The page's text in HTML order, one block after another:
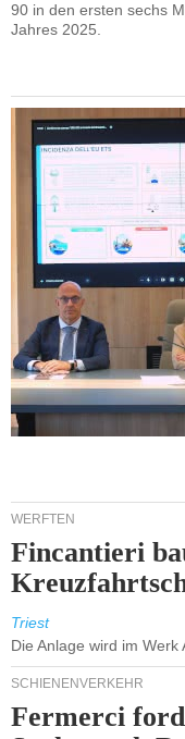
90 in den ersten sechs
Jahres 2025.
WERFTEN
Fincantieri
Triest
Die Anlage wird im
SCHIENENVERKEHR
Fermerci